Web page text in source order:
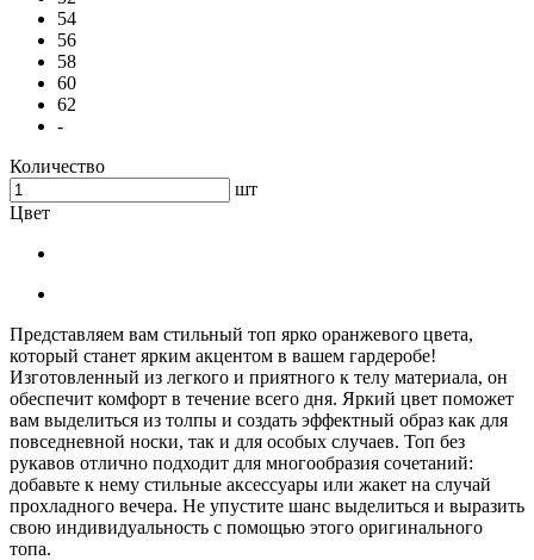
54
56
58
60
62
-
Количество
шт
Цвет
Представляем вам стильный топ ярко оранжевого цвета,
который станет ярким акцентом в вашем гардеробе!
Изготовленный из легкого и приятного к телу материала, он
обеспечит комфорт в течение всего дня. Яркий цвет поможет
вам выделиться из толпы и создать эффектный образ как для
повседневной носки, так и для особых случаев. Топ без
рукавов отлично подходит для многообразия сочетаний:
добавьте к нему стильные аксессуары или жакет на случай
прохладного вечера. Не упустите шанс выделиться и выразить
свою индивидуальность с помощью этого оригинального
топа.